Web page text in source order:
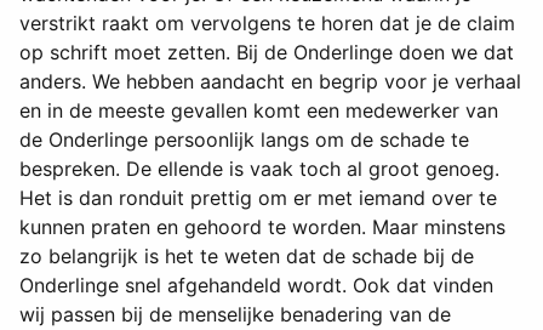
verstrikt raakt om vervolgens te horen dat je de claim
op schrift moet zetten. Bij de Onderlinge doen we dat
anders. We hebben aandacht en begrip voor je verhaal
en in de meeste gevallen komt een medewerker van
de Onderlinge persoonlijk langs om de schade te
bespreken. De ellende is vaak toch al groot genoeg.
Het is dan ronduit prettig om er met iemand over te
kunnen praten en gehoord te worden. Maar minstens
zo belangrijk is het te weten dat de schade bij de
Onderlinge snel afgehandeld wordt. Ook dat vinden
wij passen bij de menselijke benadering van de